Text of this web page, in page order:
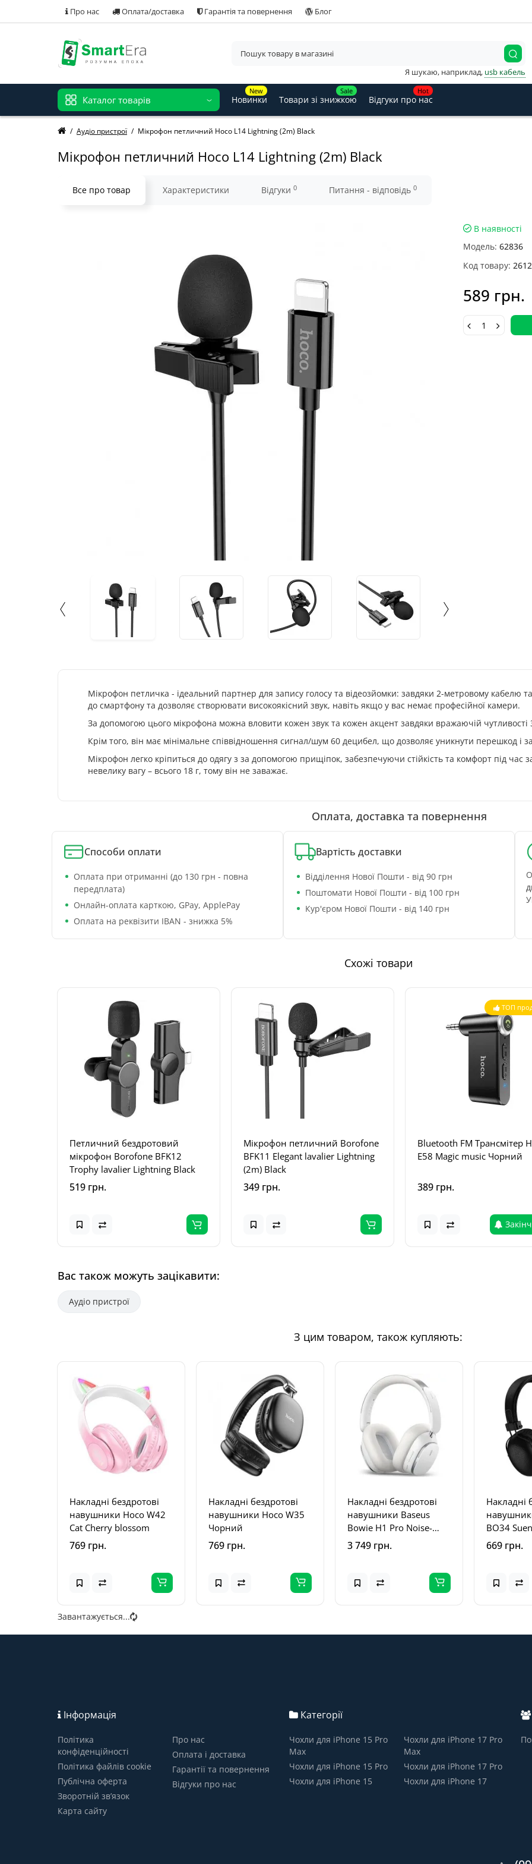
Про нас Оплата/доставка Гарантія та повернення Блог
Я шукаю, наприклад, usb кабель
Каталог товарів
New
Новинки
Sale
Товари зі знижкою
Hot
Відгуки про нас
Аудіо пристрої Мікрофон петличний Hoco L14 Lightning (2m) Black
Мікрофон петличний Hoco L14 Lightning (2m) Black
Все про товар Характеристики Відгуки 0 Питання - відповідь 0
В наявності
Модель: 62836
Код товару:
589 грн.
Мікрофон петличка - ідеальний партнер для запису голосу та відеозйомки: завдяки 2-метровому кабелю
до смартфону та дозволяє створювати високоякісний звук, навіть якщо у вас немає професійної камери.
За допомогою цього мікрофона можна вловити кожен звук та кожен акцент завдяки вражаючій чутливості
Крім того, він має мінімальне співвідношення сигнал/шум 60 децибел, що дозволяє уникнути перешкод і
Мікрофон легко кріпиться до одягу з за допомогою прищіпок, забезпечуючи стійкість та комфорт під час
невелику вагу – всього 18 г, тому він не заважає.
Оплата, доставка та повернення
Способи оплати
Оплата при отриманні (до 130 грн - повна
передплата)
Онлайн-оплата карткою, GPay, ApplePay
Оплата на реквізити IBAN - знижка 5%
Вартість доставки
Відділення Нової Пошти - від 90 грн
Поштомати Нової Пошти - від 100 грн
Кур'єром Нової Пошти - від 140 грн
Схожі товари
Петличний бездротовий
мікрофон Borofone BFK12
Trophy lavalier Lightning Black
519 грн.
Мікрофон петличний Borofone
BFK11 Elegant lavalier Lightning
(2m) Black
349 грн.
ТОП
Bluetooth FM Трансмітер
E58 Magic music Чорний
389 грн.
Вас також можуть зацікавити:
Аудіо пристрої
З цим товаром, також купляють:
Накладні бездротові
навушники Hoco W42
Cat Cherry blossom
769 грн.
Накладні бездротові
навушники Hoco W35
Чорний
769 грн.
Накладні бездротові
навушники Baseus
Bowie H1 Pro Noise-
Cancellation
(A00050601) Moon
3 749 грн.
Накладні
BO34
669 грн.
Завантажується...
Інформація
Політика
конфіденційності
Політика файлів cookie
Публічна оферта
Зворотній зв’язок
Карта сайту
Про нас
Оплата і доставка
Гарантії та повернення
Відгуки про нас
Категорії
Чохли для iPhone 15 Pro
Max
Чохли для iPhone 15 Pro
Чохли для iPhone 15
Чохли для iPhone 17 Pro
Max
Чохли для iPhone 17 Pro
Чохли для iPhone 17